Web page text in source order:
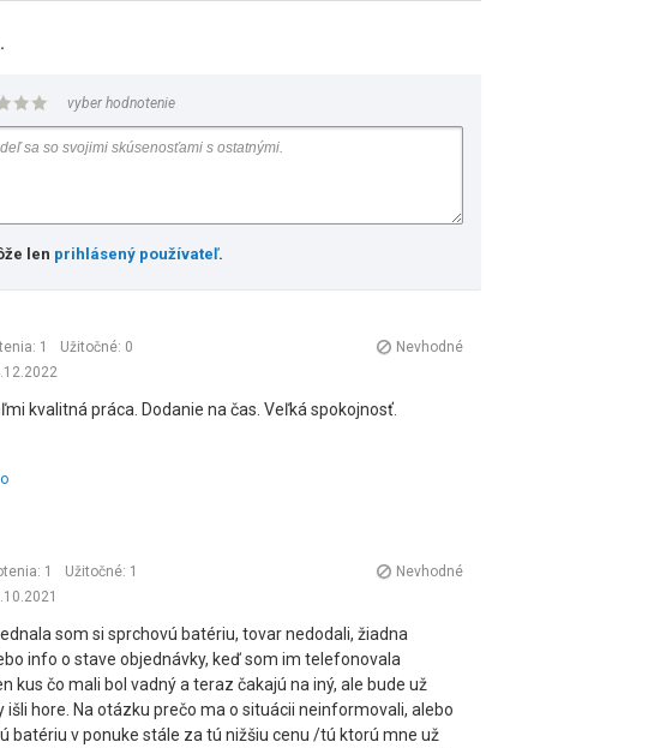
vyber hodnotenie
len prihlásený používateľ.
1 Užitočné: 0
Nevhodné
kvalitná práca. Dodanie na čas. Veľká spokojnosť.
1 Užitočné: 1
Nevhodné
som si sprchovú batériu, tovar nedodali, žiadna
info o stave objednávky, keď som im telefonovala
kus čo mali bol vadný a teraz čakajú na iný, ale bude už
išli hore. Na otázku prečo ma o situácii neinformovali, alebo
batériu v ponuke stále za tú nižšiu cenu /tú ktorú mne už